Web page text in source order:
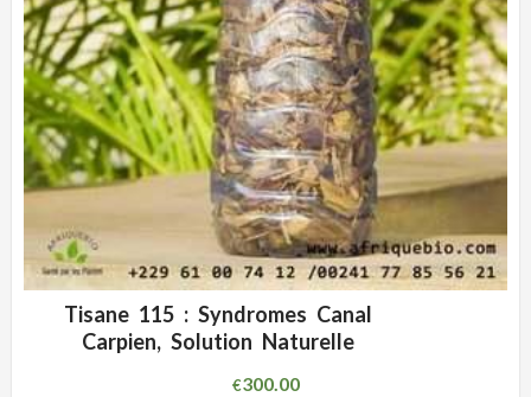
ADD WISHLIST
Tisane 115 : Syndromes Canal
Carpien, Solution Naturelle
€300.00